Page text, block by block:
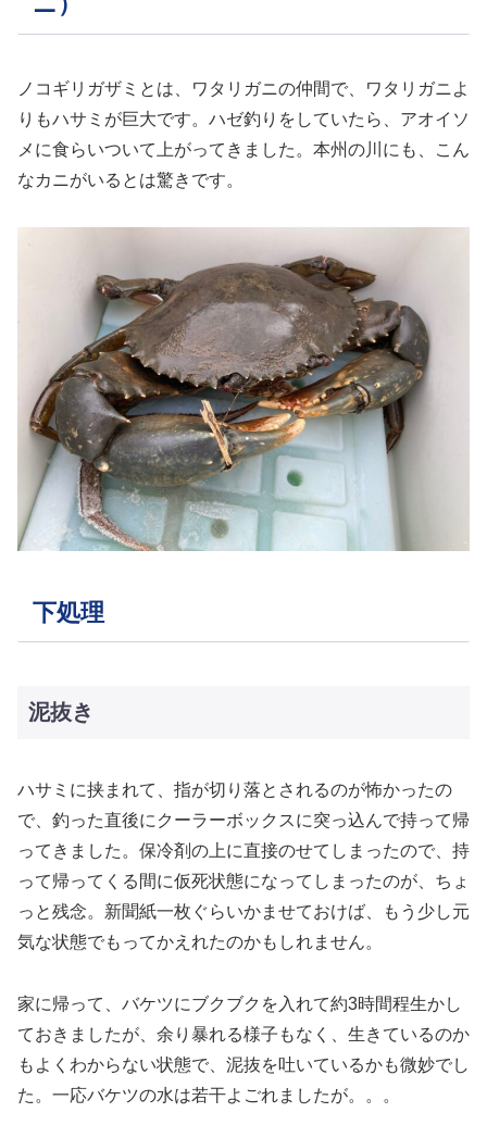
ノコギリガザミとは、ワタリガニの仲間で、ワタリガニよ
りもハサミが巨大です。ハゼ釣りをしていたら、アオイソ
メに食らいついて上がってきました。本州の川にも、こん
なカニがいるとは驚きです。
下処理
泥抜き
ハサミに挟まれて、指が切り落とされるのが怖かったの
で、釣った直後にクーラーボックスに突っ込んで持って帰
ってきました。保冷剤の上に直接のせてしまったので、持
って帰ってくる間に仮死状態になってしまったのが、ちょ
っと残念。新聞紙一枚ぐらいかませておけば、もう少し元
気な状態でもってかえれたのかもしれません。
家に帰って、バケツにブクブクを入れて約3時間程生かし
ておきましたが、余り暴れる様子もなく、生きているのか
もよくわからない状態で、泥抜を吐いているかも微妙でし
た。一応バケツの水は若干よごれましたが。。。